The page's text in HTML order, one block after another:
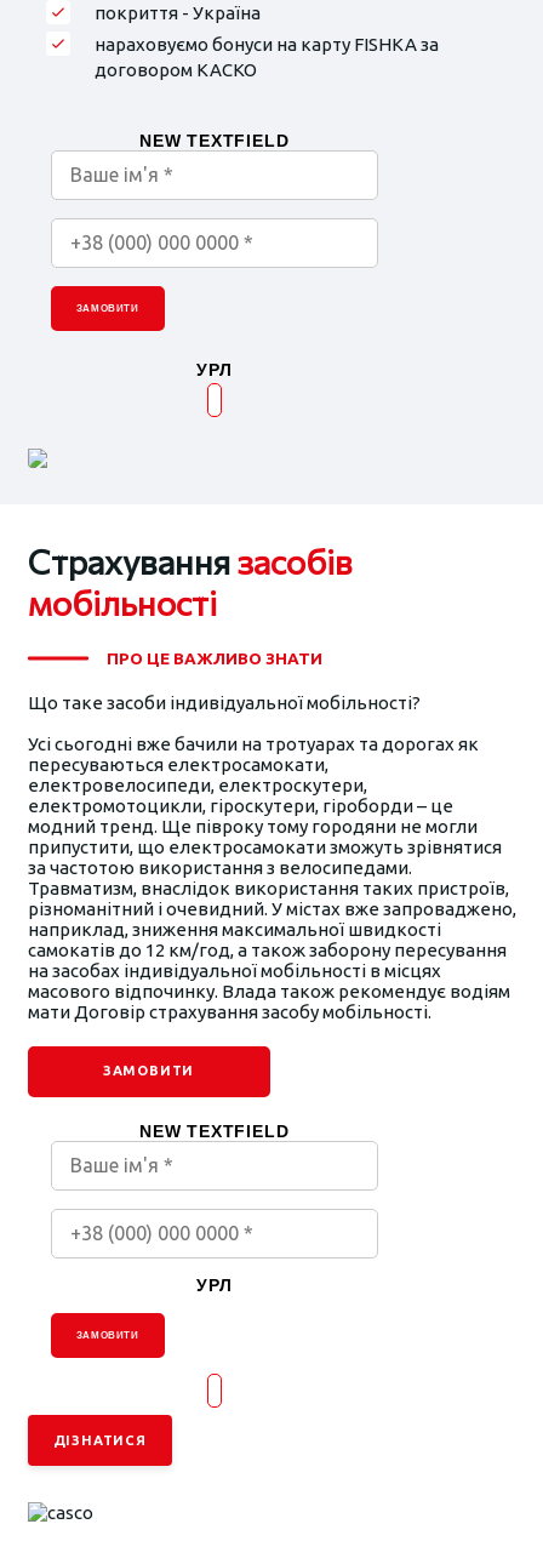
покриття - Україна
нараховуємо бонуси на карту FISHKA за
договором КАСКО
NEW TEXTFIELD
ЗАМОВИТИ
УРЛ
Страхуваннязасобів
мобільності
ПРО ЦЕ ВАЖЛИВО ЗНАТИ
Що таке засоби індивідуальної мобільності?
Усі сьогодні вже бачили на тротуарах та дорогах як
пересуваються електросамокати,
електровелосипеди, електроскутери,
електромотоцикли, гіроскутери, гіроборди – це
модний тренд. Ще півроку тому городяни не могли
припустити, що електросамокати зможуть зрівнятися
за частотою використання з велосипедами.
Травматизм, внаслідок використання таких пристроїв,
різноманітний і очевидний. У містах вже запроваджено,
наприклад, зниження максимальної швидкості
самокатів до 12 км/год, а також заборону пересування
на засобах індивідуальної мобільності в місцях
масового відпочинку. Влада також рекомендує водіям
мати Договір страхування засобу мобільності.
ЗАМОВИТИ
NEW TEXTFIELD
УРЛ
ЗАМОВИТИ
ДІЗНАТИСЯ